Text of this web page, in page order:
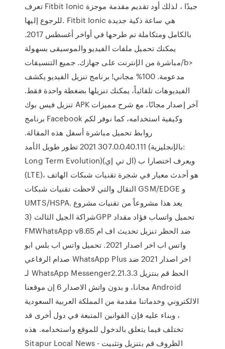
تعرف Fitbit Ionic جيدًا ، لذلك أود تقديم مقدمة موجزة
للرجوع إليها. Fitbit Ionic هي ساعة ذكية جديدة
بالكامل ومتكاملة تم طرحها في أواخر أغسطس 2017.
يمكنك تحميل ملفات الفيديو والموسيقى بسهولة
مباشرة من الإنترنت على جهازك. جميع التنسيقات/b>
مدعومة. 100% مجاني! برنامج تنزيل الفيديو يكشف
الفيديوهات تلقائياً، يمكنك تنزيلها بضغطة واحدة فقط.
تنزيل فيس بوك APK آخر إصدار مجانًا، مع شرح مميزات
برنامج Facebook وكيفية استخدامه، كما نوفر لكم
روابط تحميل مباشرة أسفل هذه المقالة.
307.0.0.40.111 2021 تطور طويل الأمد (بالإنجليزية:
Long Term Evolution)‏ ويعرف اختصارا ب (ال تي إي)
(LTE)، هو أحدث معيار في شجرة تقنيات شبكات الهاتف
النقال والتي لاحظت تقنيات شبكات GSM/EDGE و
UMTS/HSPA. يعد هذا مشروعاً من تقنيات مشروع
شراكة الجيل الثالث (3GPP تحميل واتساب فؤاد مقداد
FMWhatsApp v8.65 ضد الحظر تنزيل تحديث اف ام
واتس اب اخر اصدار 2021. تحميل واتس اب بلس ابو
صدام الرفاعي WhatsApp Plus اخر اصدار 2021 ضد
الحظ ‫قم بنتزيل WhatsApp Messenger2.21.3.3 لـ
Android مجانا، و بدون ‎واتش الاصدار 6‎ إن موقعنا
الالكتروني وخدماتنا مقدمة من المملكة العربية السعودية
، وبناء عليه فإن القوانين المتبعة في دول أخرى قد
تختلف فيما يتعلق بالدخول للموقع واستخدامه. هذه
الظروف قم بتنزيل وتثبيت Sitapur Local News -